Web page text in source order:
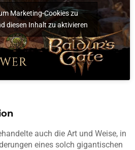
Marketing-Cookies zu
diesen Inhalt zu aktivieren
auch die Art und Weise, in
eines solch gigantischen